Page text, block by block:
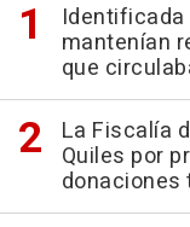
mantenían
que
La Fiscalía
Quiles por
donaciones